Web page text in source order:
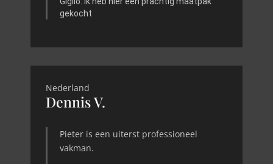
gekocht
Nederland
Dennis V.
Pieter is een uiterst professioneel
vakman.